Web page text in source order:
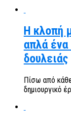
Η κλοπή
απλά ένα
δουλειάς
Πίσω από
δημιουργικό